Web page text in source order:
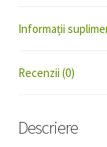
Informații
Recenzii (0)
Descriere